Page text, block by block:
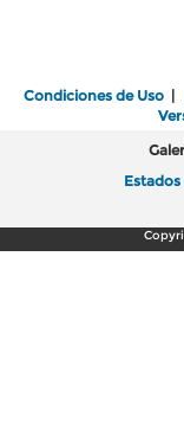
Condiciones de Uso |